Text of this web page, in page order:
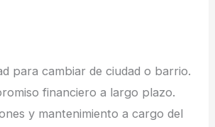
para cambiar de ciudad o barrio.
financiero a largo plazo.
y mantenimiento a cargo del